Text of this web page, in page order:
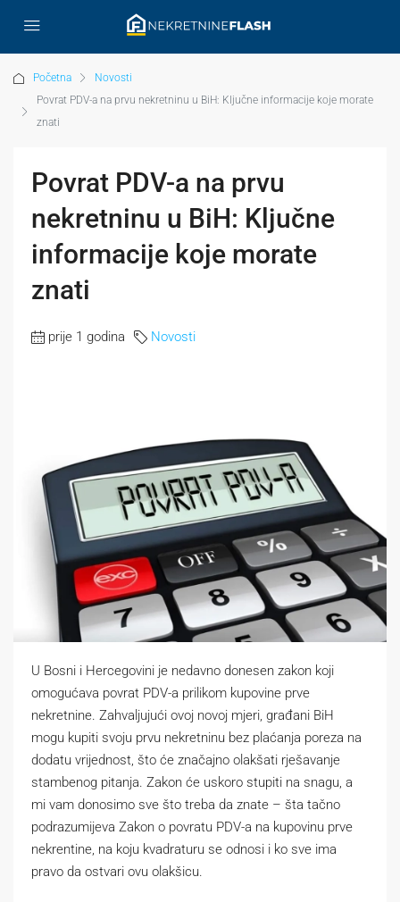
Početna
Novosti
Povrat PDV-a na prvu nekretninu u BiH: Ključne informacije koje morate
znati
Povrat PDV-a na prvu
nekretninu u BiH: Ključne
informacije koje morate
znati
prije 1 godina Novosti
U Bosni i Hercegovini je nedavno donesen zakon koji
omogućava povrat PDV-a prilikom kupovine prve
nekretnine. Zahvaljujući ovoj novoj mjeri, građani BiH
mogu kupiti svoju prvu nekretninu bez plaćanja poreza na
dodatu vrijednost, što će značajno olakšati rješavanje
stambenog pitanja. Zakon će uskoro stupiti na snagu, a
mi vam donosimo sve što treba da znate – šta tačno
podrazumijeva Zakon o povratu PDV-a na kupovinu prve
nekrentine, na koju kvadraturu se odnosi i ko sve ima
pravo da ostvari ovu olakšicu.